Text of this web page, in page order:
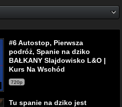
#6 Autostop, Pierwsza
podróż, Spanie na dziko
BAŁKANY Slajdowisko L&O |
Kurs Na Wschód
720p
Tu spanie na dziko jest